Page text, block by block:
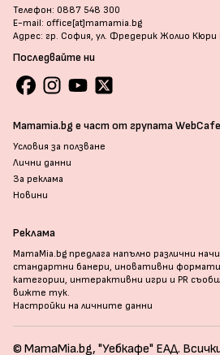
Телефон: 0887 548 300
E-mail: office[at]mamamia.bg
Адрес: гр. София, ул. Фредерик Жолио
Последвайте ни
Mamamia.bg е част от групата
Условия за ползване
Лични данни
За реклама
Новини
Реклама
MamaMia.bg предлага напълно различни
стандартни банери, иновативни
категории, интерактивни игри и PR
вижте тук.
Настройки на личните данни
© MamaMia.bg, "Уебкафе" ЕАД.